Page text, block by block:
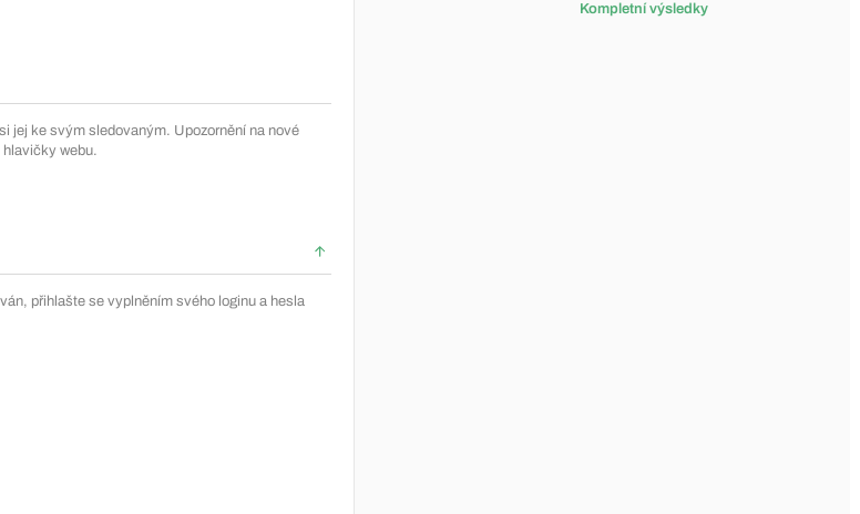
jej ke svým sledovaným. Upozornění na nové
hlavičky webu.
přihlašte se vyplněním svého loginu a hesla
Kompletní výsledky